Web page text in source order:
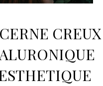
CREUX